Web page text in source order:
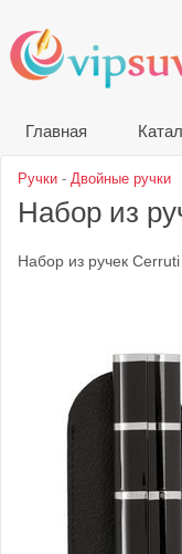
Главная
Ручки - Двойные ручки
Набор из
Набор из ручек